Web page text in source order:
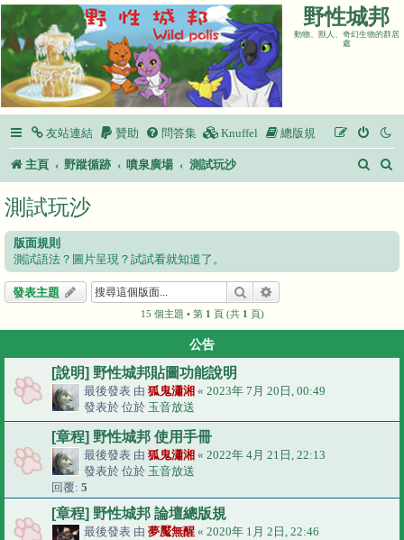
野性城邦
動物、獸人、奇幻生物的群居
處
友站連結 贊助 問答集 Knuffel 總版規
主頁 野蹤循跡 噴泉廣場 測試玩沙
搜
測試玩沙
版面規則
測試語法？圖片呈現？試試看就知道了。
發表主題 搜尋
15 個主題 • 第 1 頁 (共 1 頁)
公告
[說明] 野性城邦貼圖功能說明
最後發表 由 狐鬼瀟湘 « 2023年 7月 20日, 00:49
發表於 位於 玉音放送
[章程] 野性城邦 使用手冊
最後發表 由 狐鬼瀟湘 « 2022年 4月 21日, 22:13
發表於 位於 玉音放送
回覆: 5
[章程] 野性城邦 論壇總版規
最後發表 由 夢魘無醒 « 2020年 1月 2日, 22:46